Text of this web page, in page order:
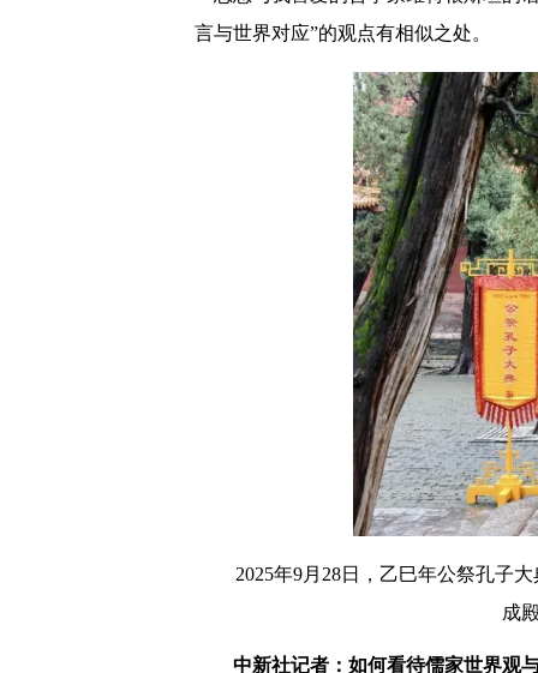
言与世界对应”的观点有相似之处。
2025年9月28日，乙巳年公祭孔子
成
中新社记者：如何看待儒家世界观